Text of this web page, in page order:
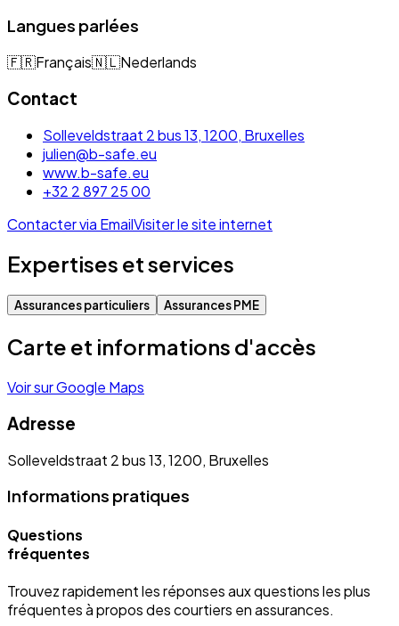
Langues parlées
🇫🇷Français🇳🇱Nederlands
Contact
Solleveldstraat 2 bus 13, 1200, Bruxelles
julien@b-safe.eu
www.b-safe.eu
+32 2 897 25 00
Contacter via EmailVisiter le site internet
Expertises et services
Assurances particuliers Assurances PME
Carte et informations d'accès
Voir sur Google Maps
Adresse
Solleveldstraat 2 bus 13, 1200, Bruxelles
Informations pratiques
Questions
fréquentes
Trouvez rapidement les réponses aux questions les plus
fréquentes à propos des courtiers en assurances.